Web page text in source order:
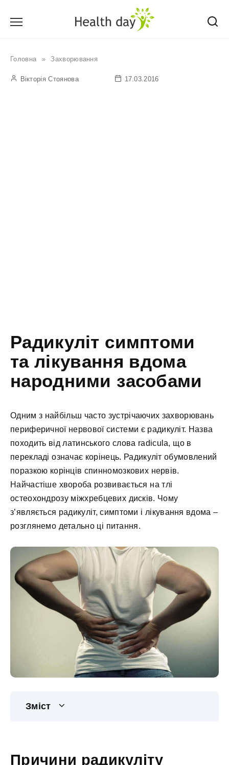
Головна » Захворювання
Вікторія Стоянова 17.03.2016
Радикуліт симптоми
та лікування вдома
народними засобами
Одним з найбільш часто зустрічаючих захворювань
периферичної нервової системи є радикуліт. Назва
походить від латинського слова radicula, що в
перекладі означає корінець. Радикуліт обумовлений
поразкою корінців спинномозкових нервів.
Найчастіше хвороба розвивається на тлі
остеохондрозу міжхребцевих дисків. Чому
з’являється радикуліт, симптоми і лікування вдома –
розглянемо детально ці питання.
Зміст
Причини радикуліту